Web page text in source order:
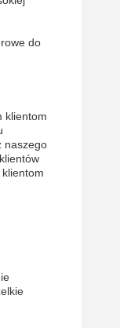
do
klientom
naszego